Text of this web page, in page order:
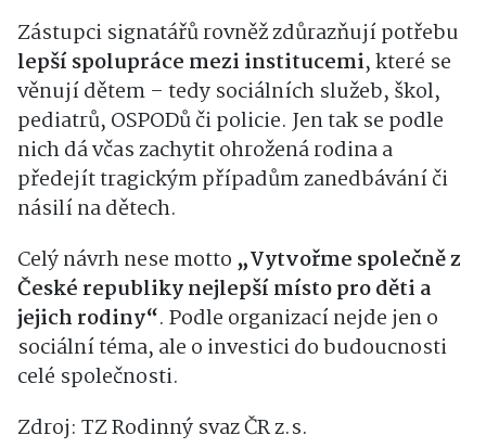
Zástupci signatářů rovněž zdůrazňují potřebu
lepší spolupráce mezi institucemi, které se
věnují dětem – tedy sociálních služeb, škol,
pediatrů, OSPODů či policie. Jen tak se podle
nich dá včas zachytit ohrožená rodina a
předejít tragickým případům zanedbávání či
násilí na dětech.
Celý návrh nese motto „Vytvořme společně z
České republiky nejlepší místo pro děti a
jejich rodiny“. Podle organizací nejde jen o
sociální téma, ale o investici do budoucnosti
celé společnosti.
Zdroj: TZRodinný svaz ČRz.s.